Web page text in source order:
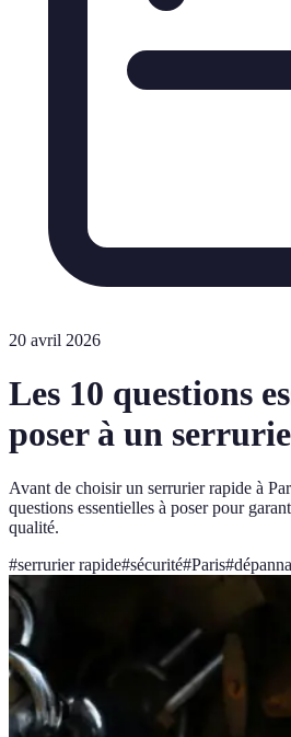
20 avril 2026
Les 10 questions
poser à un
Avant de choisir un serrurier rapide à
questions essentielles à poser pour
qualité.
#serrurier rapide#sécurité#Paris#